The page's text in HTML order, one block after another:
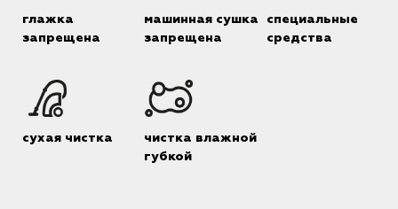
глажка
запрещена
машинная сушка
запрещена
специальные
средства
сухая чистка
чистка влажной
губкой